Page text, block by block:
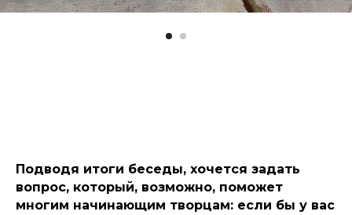
Подводя итоги беседы, хочется задать
вопрос, который, возможно, поможет
многим начинающим творцам: если бы у вас